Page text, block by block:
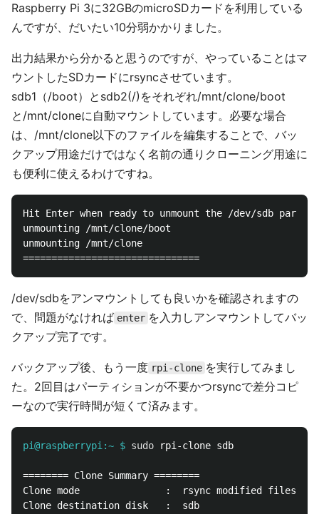
Raspberry Pi 3に32GBのmicroSDカードを利用している
んですが、だいたい10分弱かかりました。
出力結果から分かると思うのですが、やっていることはマ
ウントしたSDカードにrsyncさせています。
sdb1（/boot）とsdb2(/)をそれぞれ/mnt/clone/boot
と/mnt/cloneに自動マウントしています。必要な場合
は、/mnt/clone以下のファイルを編集することで、バッ
クアップ用途だけではなく名前の通りクローニング用途に
も便利に使えるわけですね。
Hit Enter when ready to unmount the /dev/sdb
unmounting /mnt/clone/boot
unmounting /mnt/clone
/dev/sdbをアンマウントしても良いかを確認されますの
で、問題がなければ enter を入力しアンマウントしてバッ
クアップ完了です。
バックアップ後、もう一度 rpi-clone を実行してみまし
た。2回目はパーティションが不要かつrsyncで差分コピ
ーなので実行時間が短くて済みます。
pi@raspberrypi:~ $ sudo
======== Clone Summary ========
Clone mode               :  rsync modified files to
Clone destination disk   :  sdb